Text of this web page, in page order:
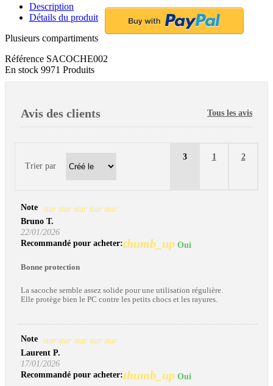
Description
Détails du produit
Plusieurs compartiments
Référence SACOCHE002
En stock 9971 Produits
Avis des clients Tous les avis
Trier par
3 1 2
Note star star star star star
Bruno T.
22/01/2026
Recommandé pour acheter:thumb_up Oui
Bonne protection
La sacoche semble assez solide pour une utilisation régulière.
Elle protège bien le PC contre les petits chocs et les rayures.
Note star star star star star
Laurent P.
17/01/2026
Recommandé pour acheter:thumb_up Oui